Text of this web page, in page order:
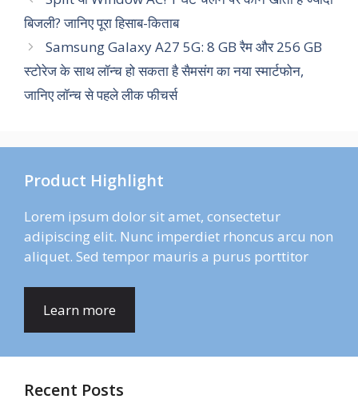
बिजली? जानिए पूरा हिसाब-किताब
Samsung Galaxy A27 5G: 8 GB रैम और 256 GB
स्टोरेज के साथ लॉन्च हो सकता है सैमसंग का नया स्मार्टफोन,
जानिए लॉन्च से पहले लीक फीचर्स
Product Highlight
Lorem ipsum dolor sit amet, consectetur
adipiscing elit. Nunc imperdiet rhoncus arcu non
aliquet. Sed tempor mauris a purus porttitor
Learn more
Recent Posts